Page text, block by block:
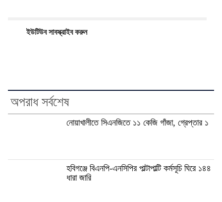
ইউটিউব সাবস্ক্রাইব করুন
অপরাধ সর্বশেষ
নোয়াখালীতে সিএনজিতে ১১ কেজি গাঁজা, গ্রেপ্তার ১
হবিগঞ্জে বিএনপি-এনসিপির পাল্টাপাল্টি কর্মসূচি ঘিরে ১৪৪
ধারা জারি